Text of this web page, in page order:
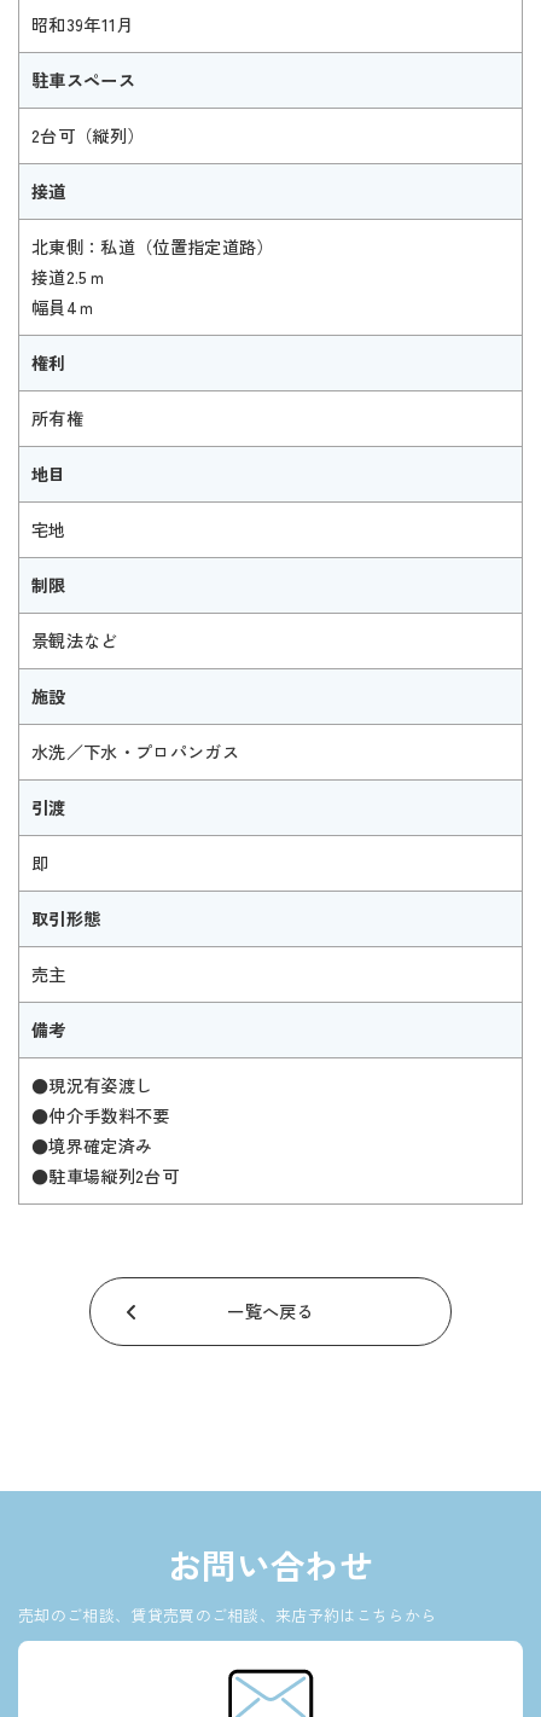
昭和39年11月
駐車スペース
2台可（縦列）
接道
北東側：私道（位置指定道路）
接道2.5ｍ
幅員4ｍ
権利
所有権
地目
宅地
制限
景観法など
施設
水洗／下水・プロパンガス
引渡
即
取引形態
売主
備考
●現況有姿渡し
●仲介手数料不要
●境界確定済み
●駐車場縦列2台可
一覧へ戻る
お問い合わせ
売却のご相談、賃貸売買のご相談、来店予約はこちらから